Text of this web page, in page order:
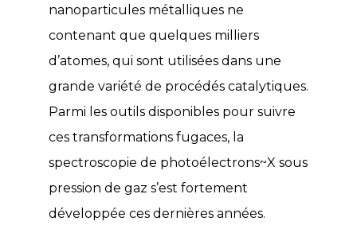
nanoparticules métalliques ne
contenant que quelques milliers
d’atomes, qui sont utilisées dans une
grande variété de procédés catalytiques.
Parmi les outils disponibles pour suivre
ces transformations fugaces, la
spectroscopie de photoélectrons~X sous
pression de gaz s’est fortement
développée ces dernières années.